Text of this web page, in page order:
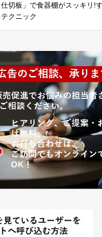
仕切板」で食器棚がスッキリ!
テクニック